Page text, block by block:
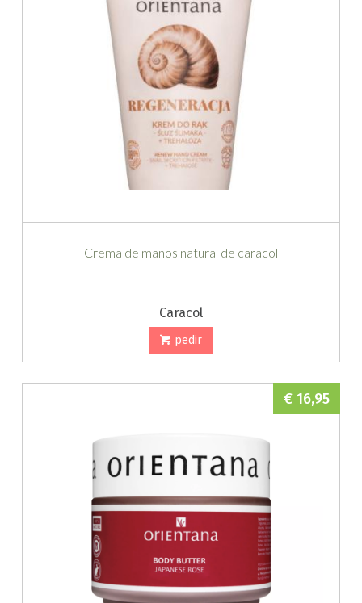
Crema de manos natural de caracol
Caracol
pedir
€ 16,95